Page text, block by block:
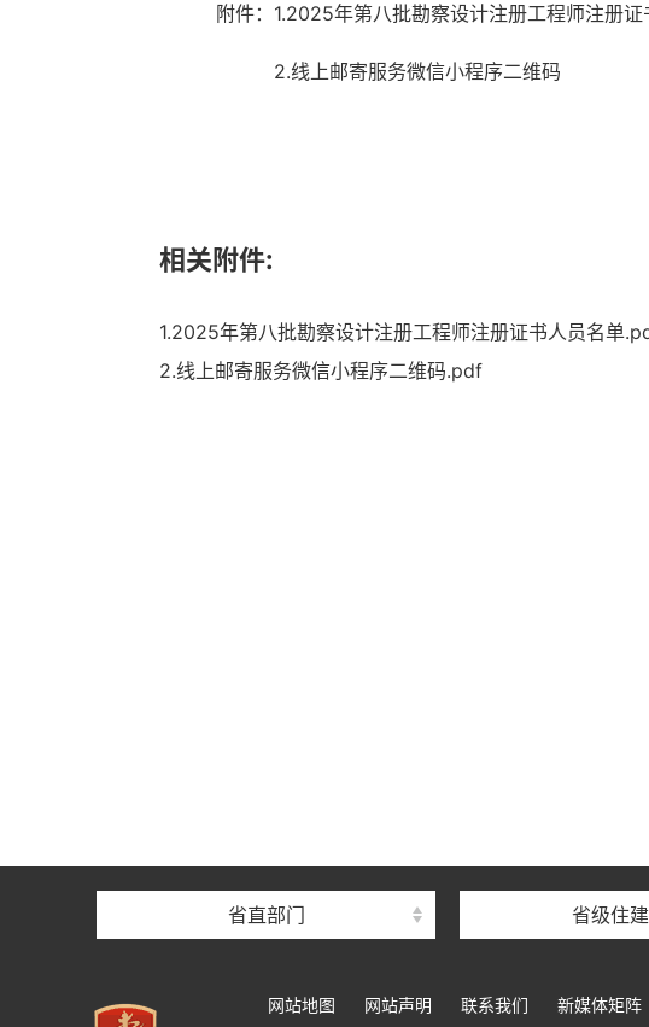
附件： 1.2025年第八批勘察设计注册工程师注册证
2.线上邮寄服务微信小程序二维码
相关附件:
1.2025年第八批勘察设计注册工程师注册证书人员名单
2.线上邮寄服务微信小程序二维码.pdf
省直部门 省级住
网站地图 网站声明 联系我们 新媒体矩阵